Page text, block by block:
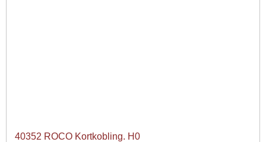
40352 ROCO Kortkobling. H0